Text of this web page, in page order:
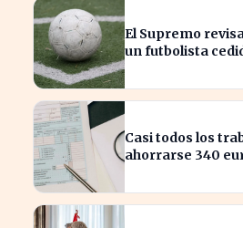
El Supremo
un futbolista
Casi todos los
ahorrarse 340